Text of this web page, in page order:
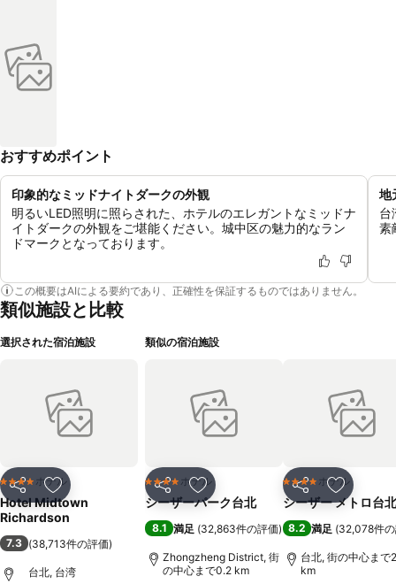
おすすめポイント
印象的なミッドナイトダークの外観
明るいLED照明に照らされた、ホテルのエレガントなミッドナ
イトダークの外観をご堪能ください。城中区の魅力的なラン
ドマークとなっております。
地
台
素
この概要はAIによる要約であり、正確性を保証するものではありません。
類似施設と比較
選択された宿泊施設
シェア お気に入りに追加
4 ホテルのランク
ホテル
Hotel Midtown
Richardson
7.3 (38,713件の評価)
台北, 台湾
類似の宿泊施設
シェア お気に入りに追加
4 ホテルのランク
ホテル
シーザーパーク台北
8.1 満足 (32,863件の評価)
Zhongzheng District, 街
の中心まで0.2 km
シェア お気に入
4 ホテルのランク
ホテル
シーザー メトロ台北
8.2 満足 (32,078件
台北, 街の中心まで
km